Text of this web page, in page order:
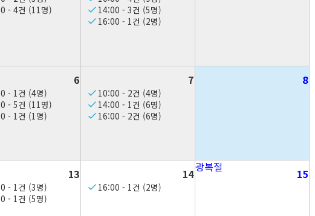
- 4건 (11명)
14:00 - 3건 (5명)
16:00 - 1건 (2명)
6 7 8
- 1건 (4명)
10:00 - 2건 (4명)
- 5건 (11명)
14:00 - 1건 (6명)
- 1건 (1명) 16:00 - 2건 (6명)
광복절
13 14 15
- 1건 (3명)
16:00 - 1건 (2명)
- 1건 (5명)